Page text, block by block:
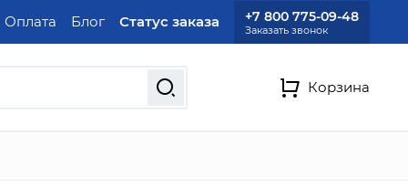
Оплата Блог Статус заказа +7 800 775-09-48
Заказать звонок
Корзина